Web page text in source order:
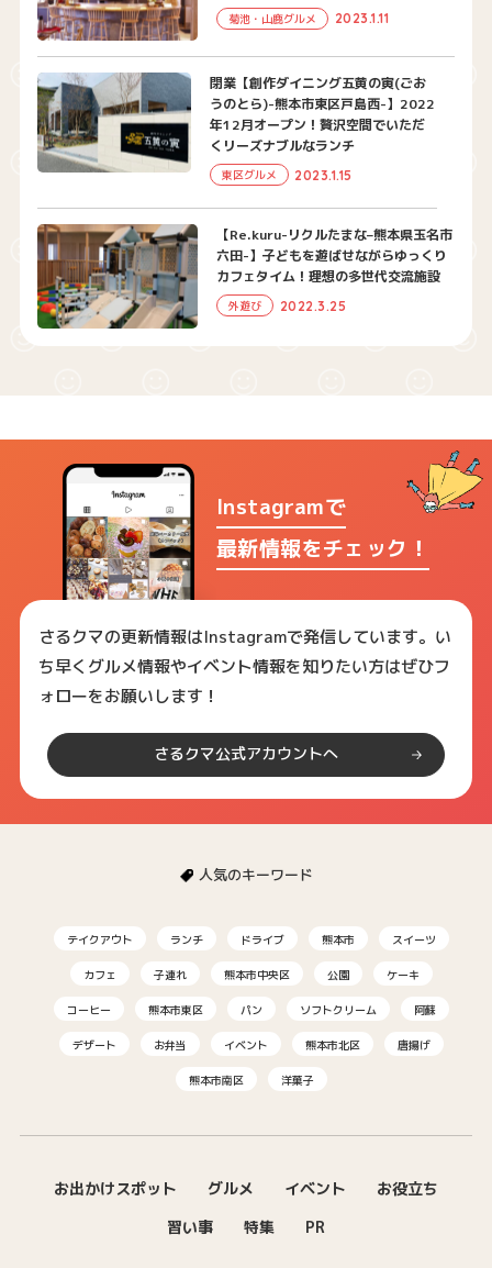
菊池・山鹿グルメ 2023.1.11
閉業【創作ダイニング五黄の寅(ごお
うのとら)-熊本市東区戸島西-】2022
年12月オープン！贅沢空間でいただ
くリーズナブルなランチ
東区グルメ 2023.1.15
【Re.kuru-リクルたまな–熊本県玉名市
六田-】子どもを遊ばせながらゆっくり
カフェタイム！理想の多世代交流施設
外遊び 2022.3.25
Instagramで
最新情報をチェック！
さるクマの更新情報はInstagramで発信しています。い
ち早くグルメ情報やイベント情報を知りたい方はぜひフ
ォローをお願いします！
さるクマ公式アカウントへ
人気のキーワード
テイクアウト ランチ ドライブ 熊本市 スイーツ
カフェ 子連れ 熊本市中央区 公園 ケーキ
コーヒー 熊本市東区 パン ソフトクリーム 阿蘇
デザート お弁当 イベント 熊本市北区 唐揚げ
熊本市南区 洋菓子
お出かけスポット グルメ イベント
お役立ち
習い事
特集 PR